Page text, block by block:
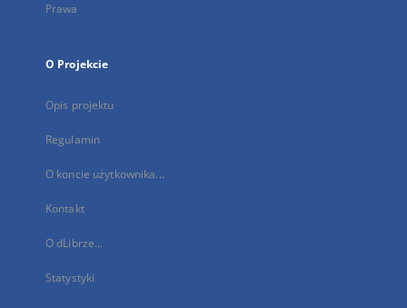
Prawa
O Projekcie
Opis projektu
Regulamin
O koncie użytkownika...
Kontakt
O dLibrze...
Statystyki